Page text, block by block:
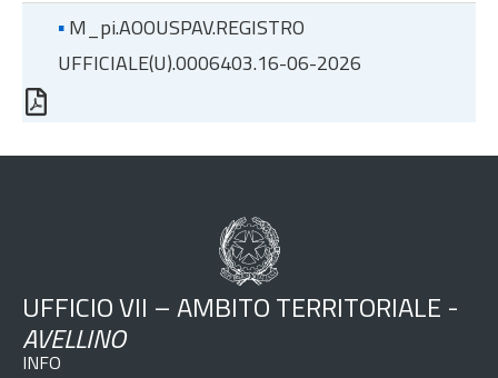
▪M_pi.AOOUSPAV.REGISTRO
UFFICIALE(U).0006403.16-06-2026
UFFICIO VII – AMBITO TERRITORIALE -
AVELLINO
INFO